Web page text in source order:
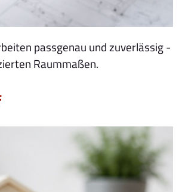
passgenau und zuverlässig -
Raummaßen.